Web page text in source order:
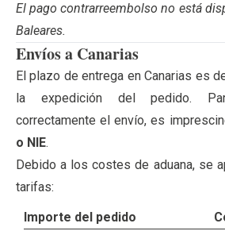
El pago contrarreembolso no está
Baleares.
Envíos a Canarias
El plazo de entrega en Canarias es
la expedición del pedido.
correctamente el envío, es
o NIE.
Debido a los costes de aduana, se
tarifas:
Importe del pedido